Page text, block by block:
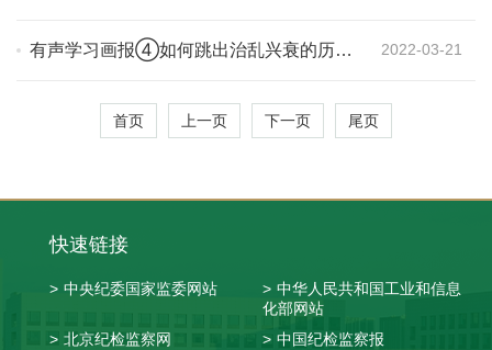
有声学习画报④如何跳出治乱兴衰的历史
2022-03-21
首页 上一页 下一页 尾页
快速链接
> 中央纪委国家监委网站 > 中华人民共和国工业和信息
化部网站
> 北京纪检监察网 > 中国纪检监察报